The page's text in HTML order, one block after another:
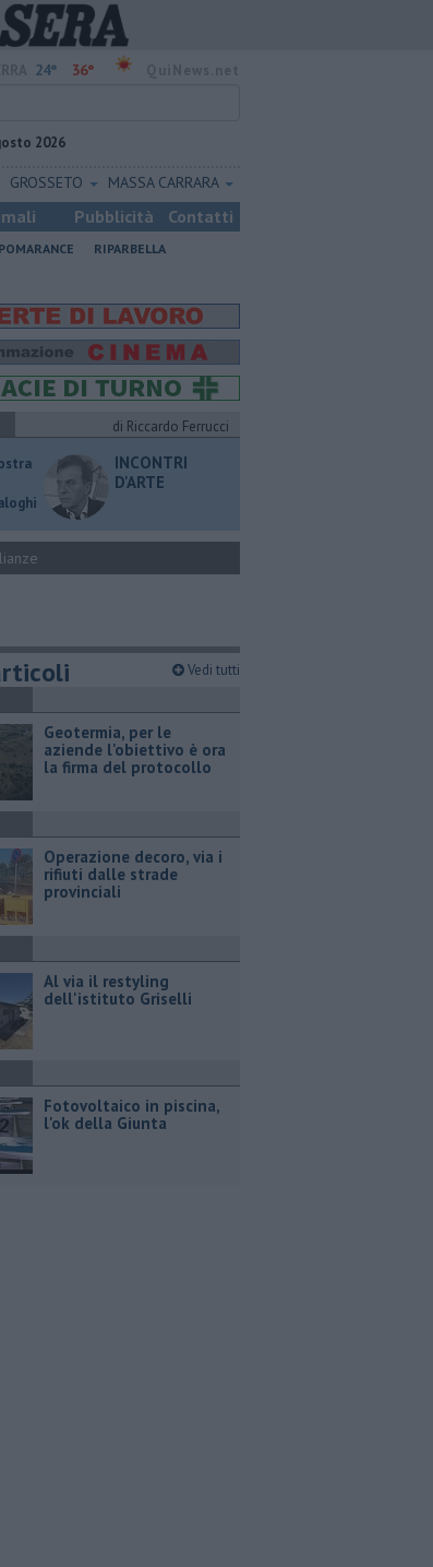
24° 36°
2026
GROSSETO MASSA CARRARA
Pubblicità Contatti
POMARANCE
RIPARBELLA
di Riccardo Ferrucci
INCONTRI
D'ARTE
Vedi tutti
Geotermia, per le
aziende l'obiettivo è ora
la firma del protocollo
Operazione decoro, via i
rifiuti dalle strade
provinciali
Al via il restyling
dell'istituto Griselli
Fotovoltaico in piscina,
l'ok della Giunta